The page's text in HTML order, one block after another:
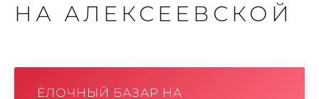
НА АЛЕКСЕЕВСКОЙ
ЁЛОЧНЫЙ БАЗАР НА